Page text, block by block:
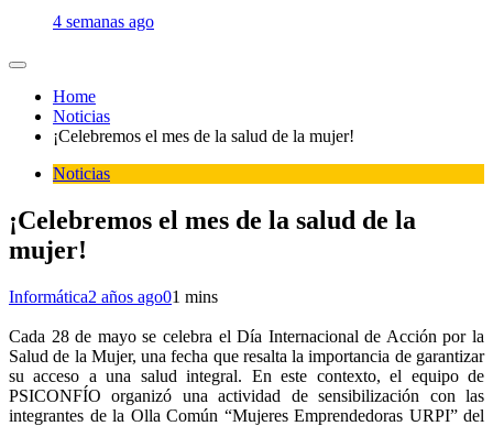
4 semanas ago
Home
Noticias
¡Celebremos el mes de la salud de la mujer!
Noticias
¡Celebremos el mes de la salud de la
mujer!
Informática2 años ago01 mins
Cada 28 de mayo se celebra el Día Internacional de Acción por la
Salud de la Mujer, una fecha que resalta la importancia de garantizar
su acceso a una salud integral. En este contexto, el equipo de
PSICONFÍO organizó una actividad de sensibilización con las
integrantes de la Olla Común “Mujeres Emprendedoras URPI” del